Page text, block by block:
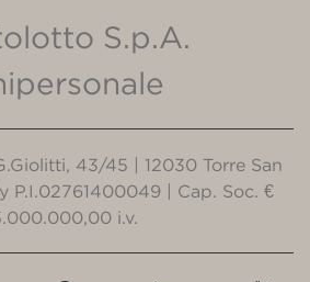
S.p.A.
43/45 | 12030 Torre San
P.I.02761400049 | Cap. Soc. €
i.v.